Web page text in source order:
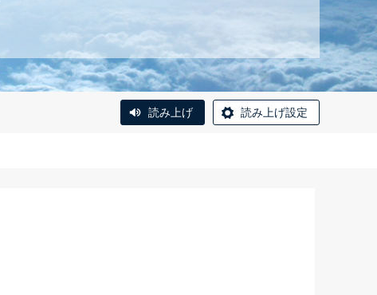
読み上げ 読み上げ設定